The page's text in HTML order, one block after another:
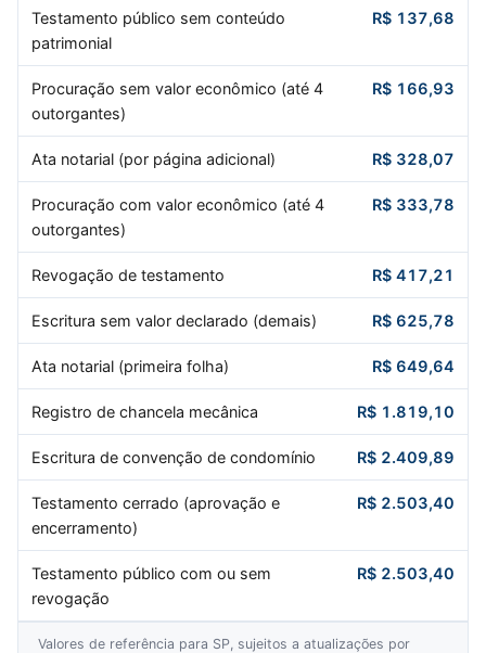
Testamento público sem conteúdo
patrimonial
R$ 137,68
Procuração sem valor econômico (até 4
outorgantes)
R$ 166,93
Ata notarial (por página adicional) R$ 328,07
Procuração com valor econômico (até 4
outorgantes)
R$ 333,78
Revogação de testamento R$ 417,21
Escritura sem valor declarado (demais) R$ 625,78
Ata notarial (primeira folha) R$ 649,64
Registro de chancela mecânica R$ 1.819,10
Escritura de convenção de condomínio R$ 2.409,89
Testamento cerrado (aprovação e
encerramento)
R$ 2.503,40
Testamento público com ou sem
revogação
R$ 2.503,40
Valores de referência para SP, sujeitos a atualizações por